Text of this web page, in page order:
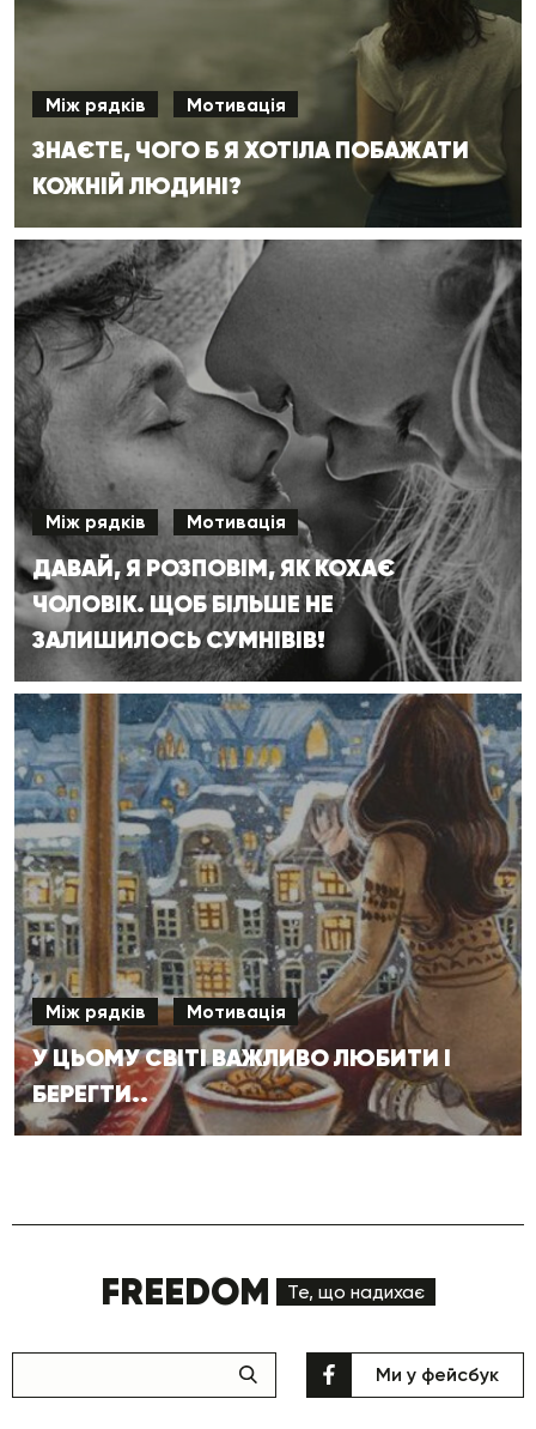
Між рядків Мотивація
ЗНАЄТЕ, ЧОГО Б Я ХОТІЛА ПОБАЖАТИ
КОЖНІЙ ЛЮДИНІ?
Між рядків Мотивація
ДАВАЙ, Я РОЗПОВІМ, ЯК КОХАЄ
ЧОЛОВІК. ЩОБ БІЛЬШЕ НЕ
ЗАЛИШИЛОСЬ СУМНІВІВ!
Між рядків Мотивація
У ЦЬОМУ СВІТІ ВАЖЛИВО ЛЮБИТИ І
БЕРЕГТИ..
FREEDOM Те, що надихає
Ми у фейсбук